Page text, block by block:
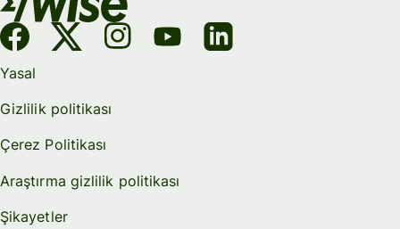
Yasal
Gizlilik politikası
Çerez Politikası
Araştırma gizlilik politikası
Şikayetler